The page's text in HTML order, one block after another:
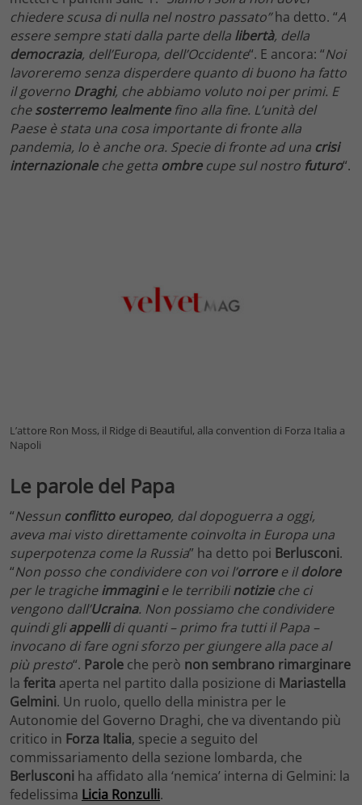
chiedere scusa di nulla nel nostro passato”ha detto. “A
essere sempre stati dalla parte della libertà, della
democrazia, dell’Europa, dell’Occidente“. E ancora: “Noi
lavoreremo senza disperdere quanto di buono ha fatto
il governo Draghi, che abbiamo voluto noi per primi. E
chesosterremo lealmentefino alla fine. L’unità del
Paese è stata una cosa importante di fronte alla
pandemia, lo è anche ora. Specie di fronte ad una crisi
internazionaleche getta ombrecupe sul nostro futuro“.
L’attore Ron Moss, il Ridge di Beautiful, alla convention di Forza Italia a
Napoli
Le parole del Papa
“Nessun conflitto europeo, dal dopoguerra a oggi,
aveva mai visto direttamente coinvolta in Europa una
superpotenza come la Russia” ha detto poi Berlusconi.
“Non posso che condividere con voi l’orroree ildolore
per le tragicheimmaginie le terribilinotizieche ci
vengono dall’Ucraina. Non possiamo che condividere
quindi gliappellidi quanti – primo fra tutti il Papa –
invocano di fare ogni sforzo per giungere alla pace al
più presto“. Parole che però non sembrano rimarginare
la ferita aperta nel partito dalla posizione di Mariastella
Gelmini. Un ruolo, quello della ministra per le
Autonomie del Governo Draghi, che va diventando più
critico in Forza Italia, specie a seguito del
commissariamento della sezione lombarda, che
Berlusconi ha affidato alla ‘nemica’ interna di Gelmini: la
fedelissima Licia Ronzulli.